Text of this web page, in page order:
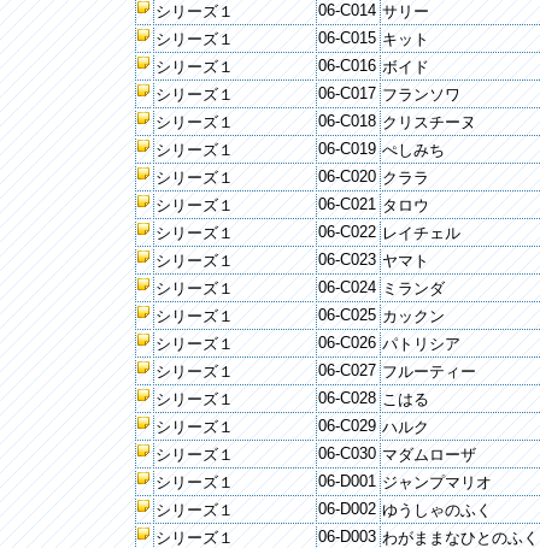
シリーズ１
06-C014 サリー
シリーズ１
06-C015 キット
シリーズ１
06-C016 ボイド
シリーズ１
06-C017 フランソワ
シリーズ１
06-C018 クリスチーヌ
シリーズ１
06-C019 ぺしみち
シリーズ１
06-C020 クララ
シリーズ１
06-C021 タロウ
シリーズ１
06-C022 レイチェル
シリーズ１
06-C023 ヤマト
シリーズ１
06-C024 ミランダ
シリーズ１
06-C025 カックン
シリーズ１
06-C026 パトリシア
シリーズ１
06-C027 フルーティー
シリーズ１
06-C028 こはる
シリーズ１
06-C029 ハルク
シリーズ１
06-C030 マダムローザ
シリーズ１
06-D001 ジャンプマリオ
シリーズ１
06-D002 ゆうしゃのふく
シリーズ１
06-D003 わがままなひとのふく